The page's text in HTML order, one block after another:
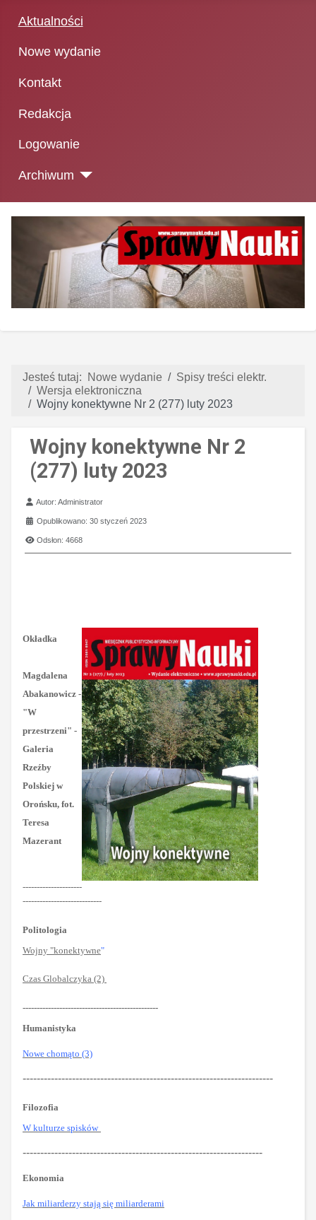
Aktualności
Nowe wydanie
Kontakt
Redakcja
Logowanie
Archiwum
Jesteś tutaj: Nowe wydanie
Spisy treści elektr.
Wersja elektroniczna
Wojny konektywne Nr 2 (277) luty 2023
Wojny konektywne Nr 2
(277) luty 2023
Szczegóły
Autor:Administrator
Opublikowano: 30 styczeń 2023
Odsłon: 4668
Okładka
Magdalena
Abakanowicz -
"W
przestrzeni" -
Galeria
Rzeźby
Polskiej w
Orońsku, fot.
Teresa
Mazerant
---------------------
----------------------------
Politologia
Wojny "konektywne"
Czas Globalczyka (2)
------------------------------------------------
Humanistyka
Nowe chomąto (3)
-----------------------------------------------------------------------
Filozofia
W kulturze spisków
--------------------------------------------------------------------
Ekonomia
Jak miliarderzy stają się miliarderami